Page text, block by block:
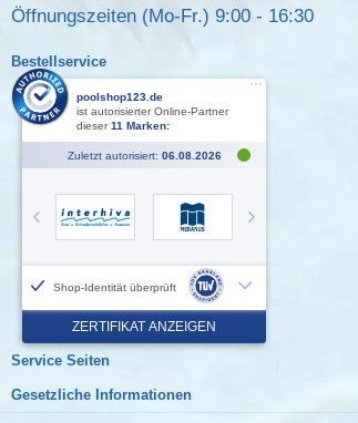
Öffnungszeiten (Mo-Fr.) 9:00 - 16:30
Bestellservice
Service Seiten
Gesetzliche Informationen